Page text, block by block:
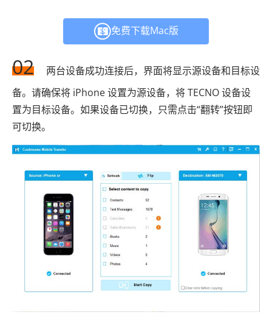
免费下载Mac版
02
两台设备成功连接后，界面将显示源设备和目标设
备。请确保将 iPhone 设置为源设备，将 TECNO 设备设
置为目标设备。如果设备已切换，只需点击“翻转”按钮即
可切换。